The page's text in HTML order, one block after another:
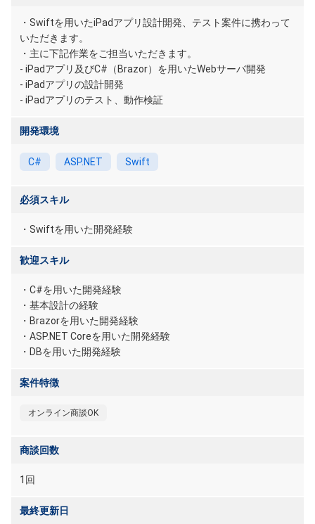
・Swiftを用いたiPadアプリ設計開発、テスト案件に携わって
いただきます。
・主に下記作業をご担当いただきます。
- iPadアプリ及びC#（Brazor）を用いたWebサーバ開発
- iPadアプリの設計開発
- iPadアプリのテスト、動作検証
開発環境
C# ASP.NET Swift
必須スキル
・Swiftを用いた開発経験
歓迎スキル
・C#を用いた開発経験
・基本設計の経験
・Brazorを用いた開発経験
・ASP.NET Coreを用いた開発経験
・DBを用いた開発経験
案件特徴
オンライン商談OK
商談回数
1回
最終更新日